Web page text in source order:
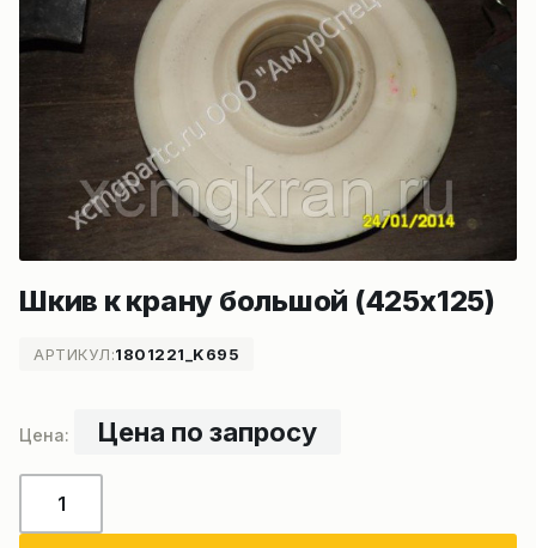
Шкив к крану большой (425х125)
АРТИКУЛ:1801221_K695
Цена по запросу
товара